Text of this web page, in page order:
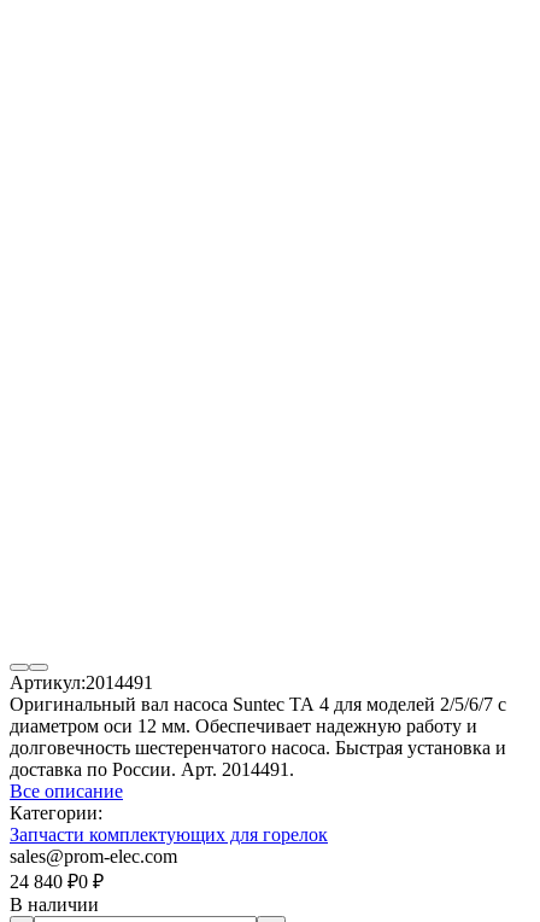
Артикул:2014491
Оригинальный вал насоса Suntec ТА 4 для моделей 2/5/6/7 с
диаметром оси 12 мм. Обеспечивает надежную работу и
долговечность шестеренчатого насоса. Быстрая установка и
доставка по России. Арт. 2014491.
Все описание
Категории:
Запчасти комплектующих для горелок
sales@prom-elec.com
24 840 ₽0 ₽
В наличии